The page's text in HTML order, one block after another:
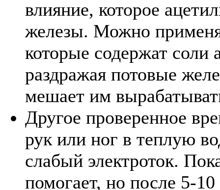
влияние, которое
железы. Можно
которые содержат
раздражая потовые
мешает им
Другое проверенное
рук или ног в теплую
слабый электроток.
помогает, но после 5-